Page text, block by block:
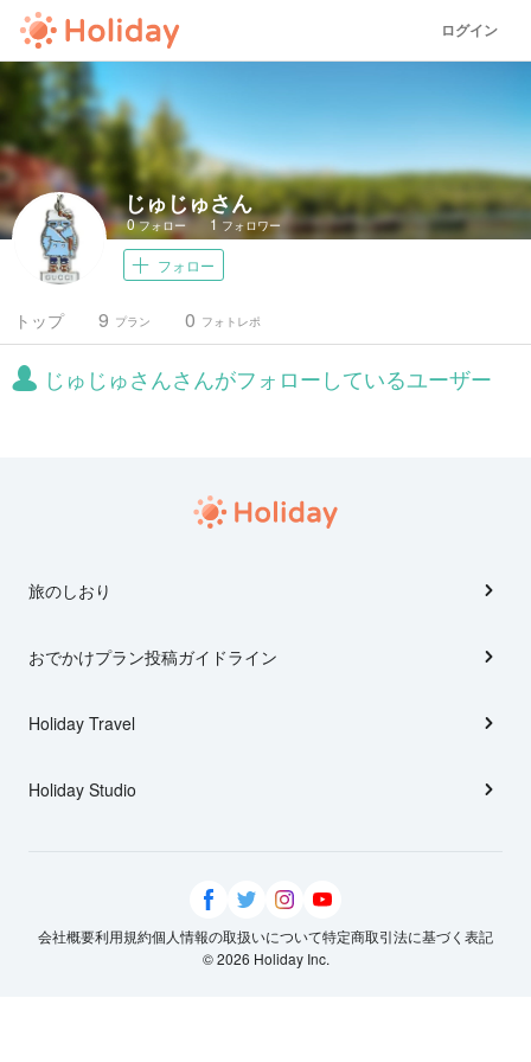
ログイン
じゅじゅさん
0フォロー 1 フォロワー
フォロー
トップ プラン
9 フォトレポ
0
じゅじゅさんさんがフォローしているユーザー
旅のしおり
おでかけプラン投稿ガイドライン
Holiday Travel
Holiday Studio
会社概要利用規約個人情報の取扱いについて特定商取引法に基づく表記
© 2026 Holiday Inc.